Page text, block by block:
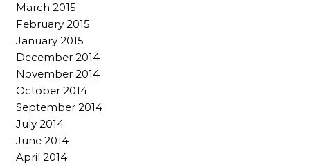
March 2015
February 2015
January 2015
December 2014
November 2014
October 2014
September 2014
July 2014
June 2014
April 2014